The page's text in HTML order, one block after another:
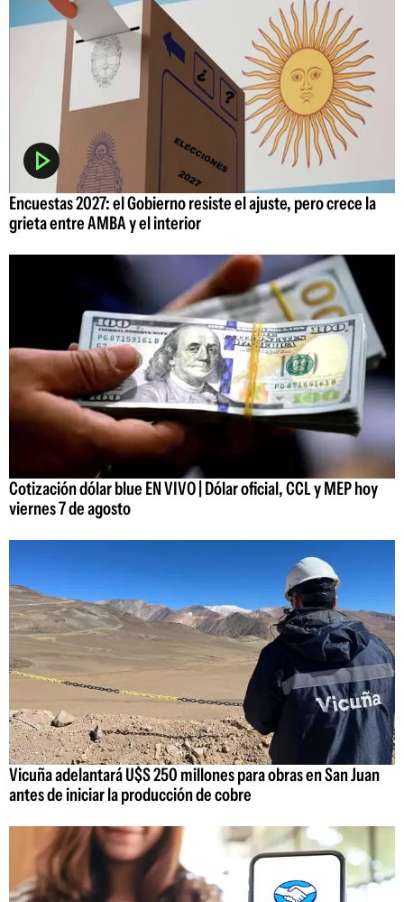
Encuestas 2027: el Gobierno resiste el ajuste, pero crece la
grieta entre AMBA y el interior
Cotización dólar blue EN VIVO | Dólar oficial, CCL y MEP hoy
viernes 7 de agosto
Vicuña adelantará U$S 250 millones para obras en San Juan
antes de iniciar la producción de cobre